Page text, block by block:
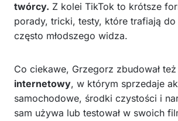
twórcy. Z kolei TikTok to krótsze
porady, tricki, testy, które trafiają
często młodszego widza.
Co ciekawe, Grzegorz zbudował też
internetowy, w którym sprzedaje
samochodowe, środki czystości i
sam używa lub testował w swoich